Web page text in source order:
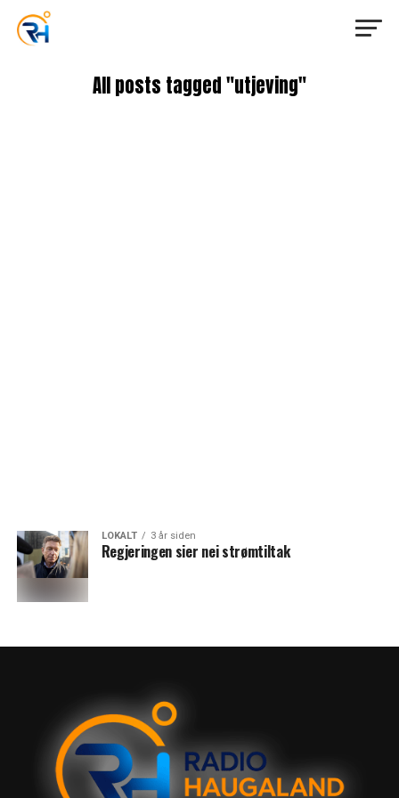
All posts tagged "utjeving"
LOKALT 3 år siden
Regjeringen sier nei strømtiltak